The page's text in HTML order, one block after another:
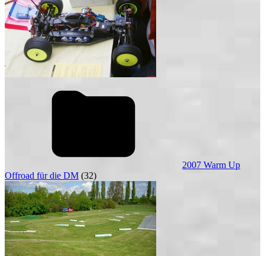
2007 Warm Up
Offroad für die DM (32)